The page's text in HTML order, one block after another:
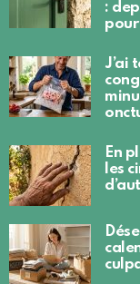
:
J’ai
En
les